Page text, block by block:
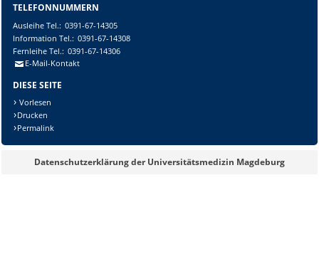
TELEFONNUMMERN
AusleiheTel.: 0391-67-14305
Information Tel.: 0391-67-14308
FernleiheTel.: 0391-67-14306
E-Mail-Kontakt
DIESE SEITE
Vorlesen
Drucken
Permalink
Datenschutzerklärung der Universitätsmedizin Magdeburg